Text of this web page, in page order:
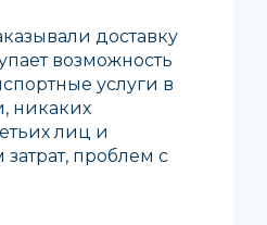
доставку
возможность
услуги в
никаких
лиц и
проблем с